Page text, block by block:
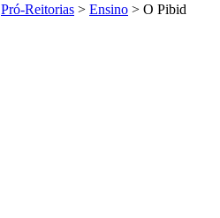
Pró-Reitorias > Ensino > O Pibid